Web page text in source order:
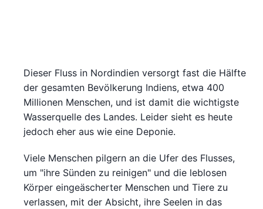
Dieser Fluss in Nordindien versorgt fast die Hälfte
der gesamten Bevölkerung Indiens, etwa 400
Millionen Menschen, und ist damit die wichtigste
Wasserquelle des Landes. Leider sieht es heute
jedoch eher aus wie eine Deponie.
Viele Menschen pilgern an die Ufer des Flusses,
um "ihre Sünden zu reinigen" und die leblosen
Körper eingeäscherter Menschen und Tiere zu
verlassen, mit der Absicht, ihre Seelen in das